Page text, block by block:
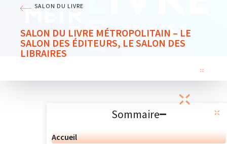
SALON DU LIVRE
SALON DU LIVRE MÉTROPOLITAIN – LE
SALON DES ÉDITEURS, LE SALON DES
LIBRAIRES
Sommaire
Accueil